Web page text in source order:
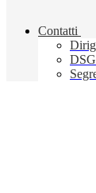
Contatti